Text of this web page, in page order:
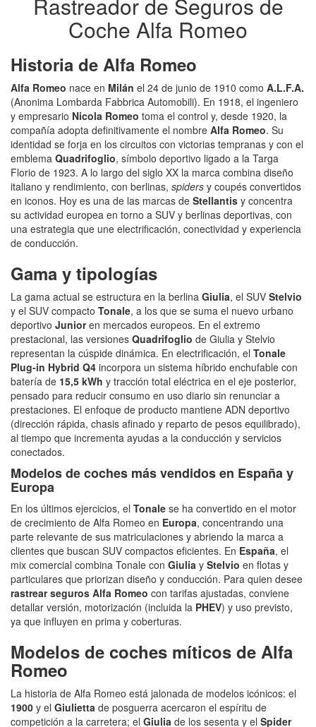
Coche Alfa Romeo
Historia de Alfa Romeo
Alfa Romeo nace en Milán el 24 de junio de 1910 como A.L.F.A.
(Anonima Lombarda Fabbrica Automobili). En 1918, el ingeniero
y empresario Nicola Romeo toma el control y, desde 1920, la
compañía adopta definitivamente el nombre Alfa Romeo. Su
identidad se forja en los circuitos con victorias tempranas y con el
emblema Quadrifoglio, símbolo deportivo ligado a la Targa
Florio de 1923. A lo largo del siglo XX la marca combina diseño
italiano y rendimiento, con berlinas, spiders y coupés convertidos
en iconos. Hoy es una de las marcas de Stellantis y concentra
su actividad europea en torno a SUV y berlinas deportivas, con
una estrategia que une electrificación, conectividad y experiencia
de conducción.
Gama y tipologías
La gama actual se estructura en la berlina Giulia, el SUV Stelvio
y el SUV compacto Tonale, a los que se suma el nuevo urbano
deportivo Junioren mercados europeos. En el extremo
prestacional, las versiones Quadrifoglio de Giulia y Stelvio
representan la cúspide dinámica. En electrificación, el Tonale
Plug‑in Hybrid Q4 incorpora un sistema híbrido enchufable con
batería de 15,5 kWh y tracción total eléctrica en el eje posterior,
pensado para reducir consumo en uso diario sin renunciar a
prestaciones. El enfoque de producto mantiene ADN deportivo
(dirección rápida, chasis afinado y reparto de pesos equilibrado),
al tiempo que incrementa ayudas a la conducción y servicios
conectados.
Modelos decoches más vendidos en España y
Europa
En los últimos ejercicios, el Tonale se ha convertido en el motor
de crecimiento de Alfa Romeo en Europa, concentrando una
parte relevante de sus matriculaciones y abriendo la marca a
clientes que buscan SUV compactos eficientes. En España, el
mix comercial combina Tonale con Giulia y Stelvio en flotas y
particulares que priorizan diseño y conducción. Para quien desee
rastrear seguros Alfa Romeo con tarifas ajustadas, conviene
detallar versión, motorización (incluida la PHEV) y uso previsto,
ya que influyen en prima y coberturas.
Modelos de coches míticos de Alfa
Romeo
La historia de Alfa Romeo está jalonada de modelos icónicos: el
1900 y el Giulietta de posguerra acercaron el espíritu de
competición a la carretera; el Giulia de los sesenta y el Spider